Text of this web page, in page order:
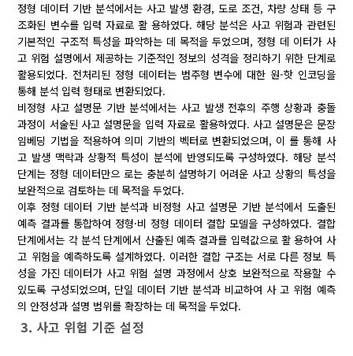
정형 데이터 기반 분석에서는 사고 발생 환경, 도로 조건, 차량 상태 등 구
조화된 변수를 입력 자료로 활 용하였다. 해당 분석은 사고 위험과 관련된
기본적인 구조적 특성을 파악하는 데 목적을 두었으며, 정형 데 이터가 사
고 위험 설명에서 제공하는 기준적인 정보의 성격을 정리하기 위한 단계로
활용되었다. 전처리된 정형 데이터는 범주형 변수에 대한 원-핫 인코딩을
통해 분석 입력 형태로 변환되었다.
비정형 사고 설명문 기반 분석에서는 사고 발생 전후의 주행 상황과 충돌
과정이 서술된 사고 설명문을 입력 자료로 활용하였다. 사고 설명문은 문장
임베딩 기법을 적용하여 의미 기반의 벡터로 변환되었으며, 이 를 통해 사
고 발생 맥락과 상황적 특성이 분석에 반영되도록 구성하였다. 해당 분석
단계는 정형 데이터만으 로는 충분히 설명하기 어려운 사고 상황의 특성을
보완적으로 검토하는 데 목적을 두었다.
이후 정형 데이터 기반 분석과 비정형 사고 설명문 기반 분석에서 도출된
예측 결과를 통합하여 정형·비 정형 데이터 결합 모델을 구성하였다. 결합
단계에서는 각 분석 단계에서 산출된 예측 결과를 입력값으로 활 용하여 사
고 위험을 예측하도록 설계하였다. 이러한 결합 구조는 서로 다른 정보 특
성을 가진 데이터가 사고 위험 설명 과정에서 상호 보완적으로 작용할 수
있도록 구성되었으며, 단일 데이터 기반 분석과 비교하여 사 고 위험 예측
의 안정성과 설명 범위를 확장하는 데 목적을 두었다.
3. 사고 위험 기준 설정